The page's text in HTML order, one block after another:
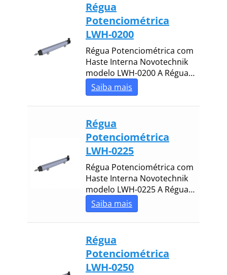
Régua
Potenciométrica
LWH-0200
Régua Potenciométrica com
Haste Interna Novotechnik
modelo LWH-0200 A Régua…
Saiba mais
Régua
Potenciométrica
LWH-0225
Régua Potenciométrica com
Haste Interna Novotechnik
modelo LWH-0225 A Régua…
Saiba mais
Régua
Potenciométrica
LWH-0250